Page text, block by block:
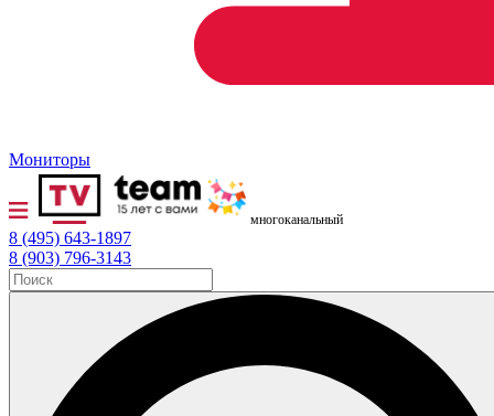
Мониторы
многоканальный
8 (495) 643-1897
8 (903) 796-3143